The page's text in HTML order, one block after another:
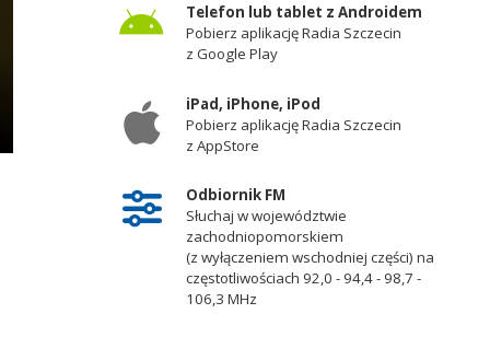
Telefon lub tablet z Androidem
Pobierz aplikację Radia Szczecin
z Google Play
iPad, iPhone, iPod
Pobierz aplikację Radia Szczecin
z AppStore
Odbiornik FM
Słuchaj w województwie
zachodniopomorskiem
(z wyłączeniem wschodniej części) na
częstotliwościach 92,0 - 94,4 - 98,7 -
106,3 MHz